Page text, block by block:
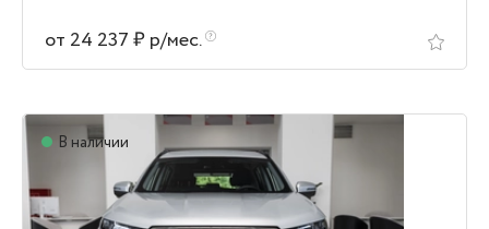
от 24 237 ₽ р/мес.
В наличии